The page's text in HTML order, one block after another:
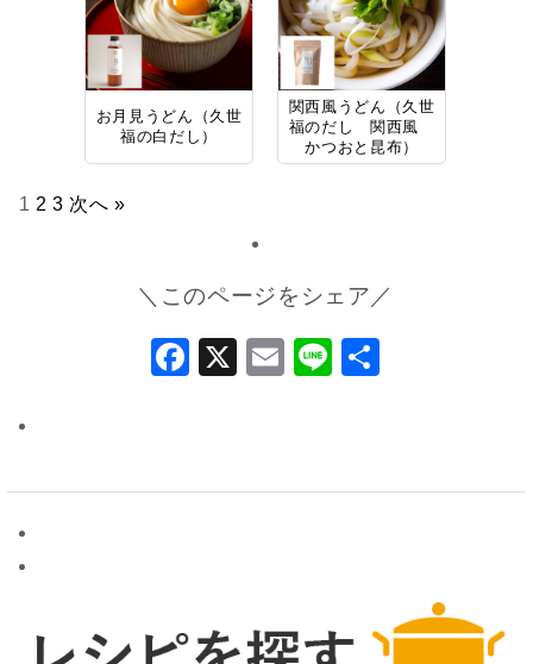
お月見うどん（久世
福の白だし）
関西風うどん（久世
福のだし 関西風
かつおと昆布）
1 2 3 次へ »
＼このページをシェア／
Facebook
X Email
Line